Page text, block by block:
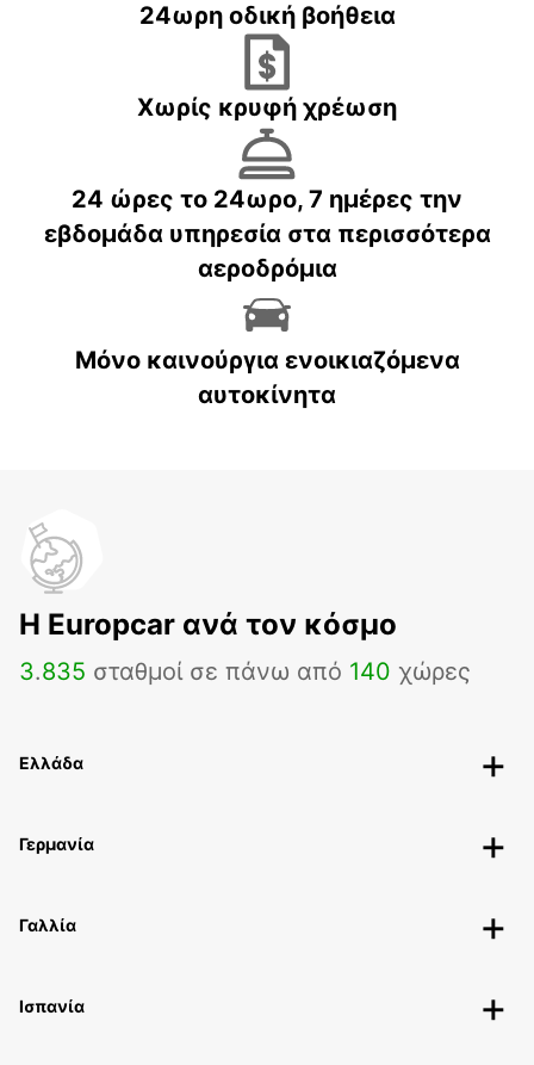
24ωρη οδική βοήθεια
Χωρίς κρυφή χρέωση
24 ώρες το 24ωρο, 7 ημέρες την
εβδομάδα υπηρεσία στα περισσότερα
αεροδρόμια
Μόνο καινούργια ενοικιαζόμενα
αυτοκίνητα
H Europcar ανά τον κόσμο
3.835 σταθμοί σε πάνω από 140 χώρες
Ελλάδα
Γερμανία
Γαλλία
Ισπανία